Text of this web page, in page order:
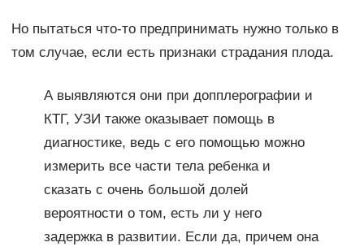
Но пытаться что-то предпринимать нужно только в
том случае, если есть признаки страдания плода.
А выявляются они при допплерографии и
КТГ, УЗИ также оказывает помощь в
диагностике, ведь с его помощью можно
измерить все части тела ребенка и
сказать с очень большой долей
вероятности о том, есть ли у него
задержка в развитии. Если да, причем она